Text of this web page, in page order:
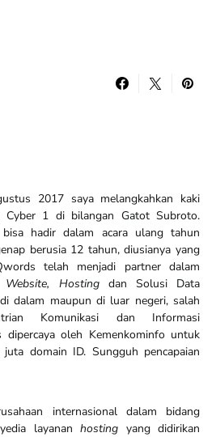
2017 saya melangkahkan kaki
1 di bilangan Gatot Subroto.
hadir dalam acara ulang tahun
berusia 12 tahun, diusianya yang
telah menjadi partner dalam
Website, Hostingdan Solusi Data
dalam maupun di luar negeri, salah
Komunikasi dan Informasi
dipercaya oleh Kemenkominfo untuk
domain ID. Sungguh pencapaian
internasional dalam bidang
layanan hosting yang didirikan